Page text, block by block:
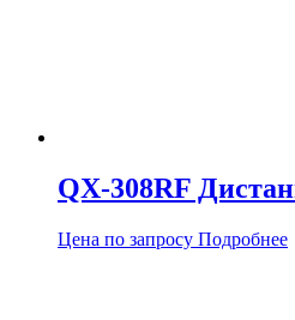
QX-308RF
Цена по запросу Подробнее